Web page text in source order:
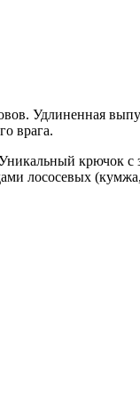
Удлиненная
врага.
крючок с
лососевых